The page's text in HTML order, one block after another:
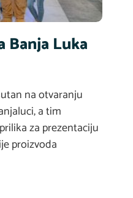
Banja Luka
na otvaranju
a tim
za prezentaciju
proizvoda